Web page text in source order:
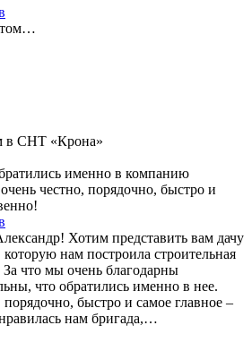
в СНТ «Крона»
именно в компанию
честно, порядочно, быстро и
Хотим представить вам дачу
нам построила строительная
что мы очень благодарны
что обратились именно в нее.
порядочно, быстро и самое главное –
нам бригада,…